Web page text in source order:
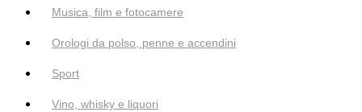
Musica, film e fotocamere
Orologi da polso, penne e accendini
Sport
Vino, whisky e liquori